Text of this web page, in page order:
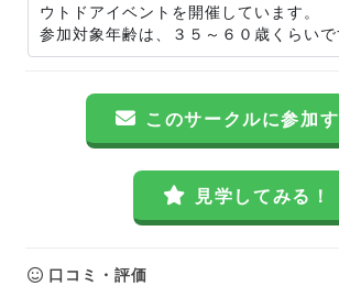
ウトドアイベントを開催しています。
参加対象年齢は、３５～６０歳くらいで
このサークルに参加す
見学してみる！
口コミ・評価